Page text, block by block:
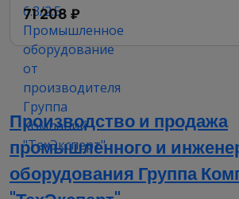
71 208 ₽
Производство и продажа
промышленного и
оборудования Группа